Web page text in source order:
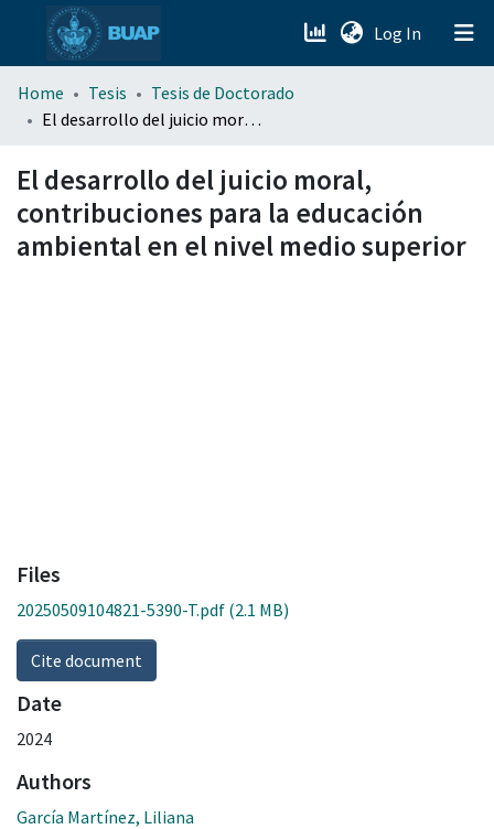
Log In (current)
menu.section.about_menu
Home Tesis
Tesis de Doctorado
El desarrollo del juicio moral, contribuciones para la educación ambiental en el nivel medio superior
El desarrollo del juicio moral,
contribuciones para la educación
ambiental en el nivel medio superior
Files
20250509104821-5390-T.pdf (2.1 MB)
Cite document
Date
2024
Authors
García Martínez, Liliana